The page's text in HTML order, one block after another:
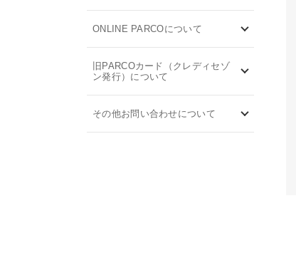
ONLINE PARCOについて
旧PARCOカード（クレディセゾ
ン発行）について
その他お問い合わせについて